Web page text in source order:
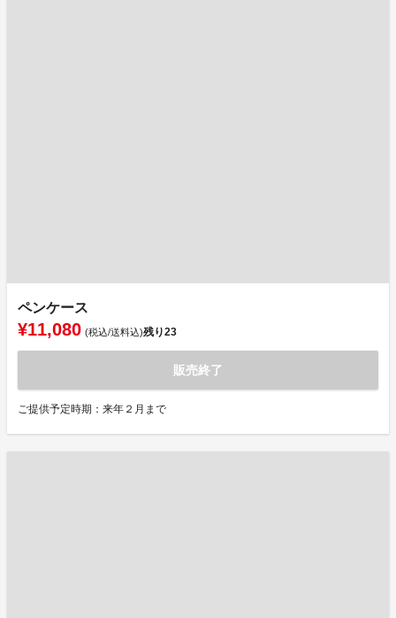
ペンケース
¥11,080 (税込/送料込)残り23
販売終了
ご提供予定時期：来年２月まで